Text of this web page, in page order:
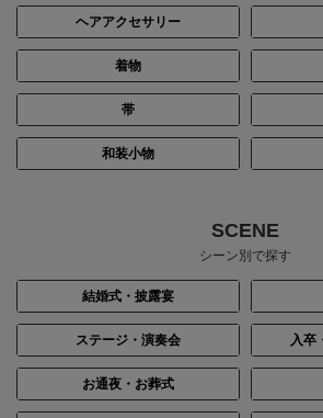
身長：163cm
ヘアアクセサリー
着物
帯
和装小物
SCENE
シーン別で探す
結婚式・披露宴
ステージ・演奏会 入卒
お通夜・お葬式